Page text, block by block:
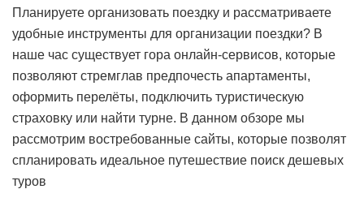
Планируете организовать поездку и рассматриваете
удобные инструменты для организации поездки? В
наше час существует гора онлайн-сервисов, которые
позволяют стремглав предпочесть апартаменты,
оформить перелёты, подключить туристическую
страховку или найти турне. В данном обзоре мы
рассмотрим востребованные сайты, которые позволят
спланировать идеальное путешествие поиск дешевых
туров